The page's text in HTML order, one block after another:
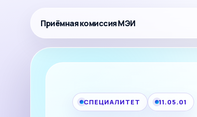
Приёмная комиссия МЭИ
СПЕЦИАЛИТЕТ 11.05.01